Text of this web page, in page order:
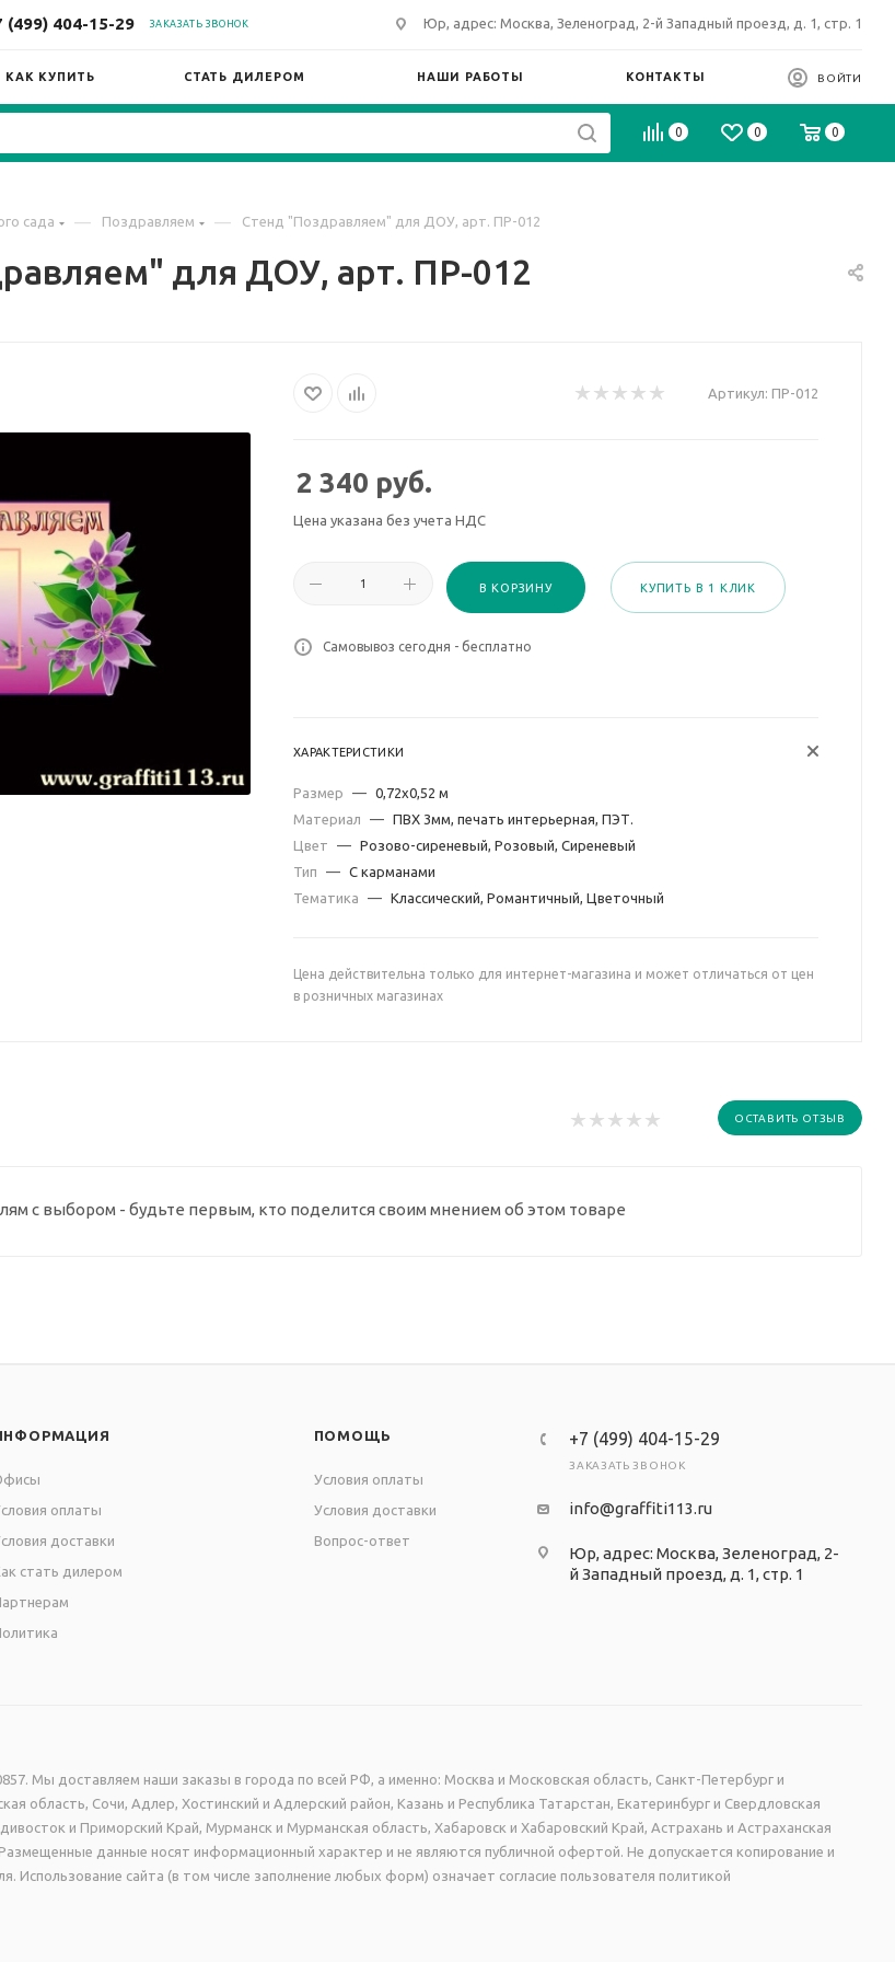
(499) 404-15-29 ЗАКАЗАТЬ ЗВОНОК Юр, адрес: Москва, Зеленоград, 2-й Западный проезд, д. 1, стр. 1
КАК КУПИТЬ СТАТЬ ДИЛЕРОМ НАШИ РАБОТЫ КОНТАКТЫ ВОЙТИ
0 0 0
сада — Поздравляем — Стенд "Поздравляем" для ДОУ, арт. ПР-012
для ДОУ, арт. ПР-012
Артикул: ПР-012
2 340 руб.
Цена указана без учета НДС
В КОРЗИНУ КУПИТЬ В 1 КЛИК
Самовывоз сегодня - бесплатно
ХАРАКТЕРИСТИКИ
Размер — 0,72х0,52 м
Материал
— ПВХ 3мм, печать интерьерная, ПЭТ.
Цвет
— Розово-сиреневый, Розовый, Сиреневый
Тип
— С карманами
Тематика
— Классический, Романтичный, Цветочный
Цена действительна только для интернет-магазина и может отличаться от цен
в розничных магазинах
ОСТАВИТЬ ОТЗЫВ
с выбором - будьте первым, кто поделится своим мнением об этом товаре
оплаты
доставки
стать дилером
ПОМОЩЬ
Условия оплаты
Условия доставки
Вопрос-ответ
+7 (499) 404-15-29
ЗАКАЗАТЬ ЗВОНОК
info@graffiti113.ru
Юр, адрес: Москва, Зеленоград, 2-
й Западный проезд, д. 1, стр. 1
Мы доставляем наши заказы в города по всей РФ, а именно: Москва и Московская область, Санкт-Петербург и
область, Сочи, Адлер, Хостинский и Адлерский район, Казань и Республика Татарстан, Екатеринбург и Свердловская
и Приморский Край, Мурманск и Мурманская область, Хабаровск и Хабаровский Край, Астрахань и Астраханская
данные носят информационный характер и не являются публичной офертой. Не допускается копирование и
Использование сайта (в том числе заполнение любых форм) означает согласие пользователя политикой